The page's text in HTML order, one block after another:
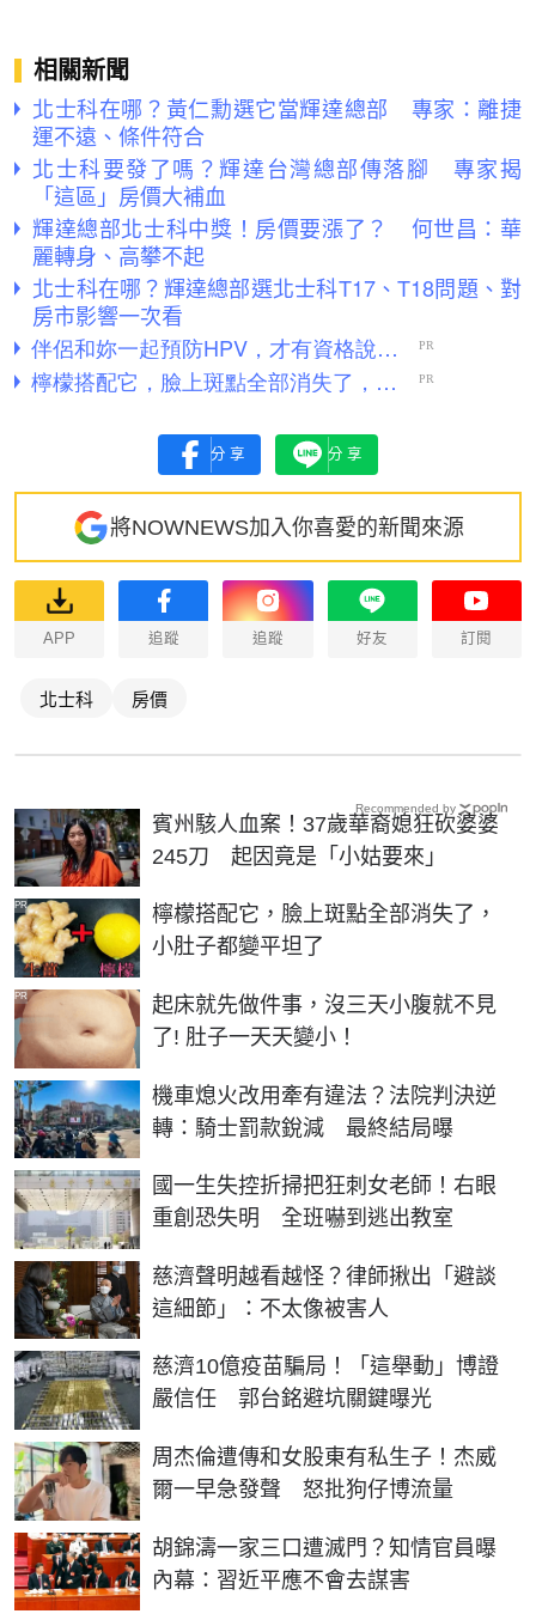
相關新聞
北士科在哪？黃仁勳選它當輝達總部 專家：離捷
運不遠、條件符合
北士科要發了嗎？輝達台灣總部傳落腳 專家揭
「這區」房價大補血
輝達總部北士科中獎！房價要漲了？ 何世昌：華
麗轉身、高攀不起
北士科在哪？輝達總部選北士科T17、T18問題、對
房市影響一次看
分享 分享
將NOWNEWS加入你喜愛的新聞來源
APP 追蹤 追蹤 好友 訂閱
北士科 房價
賓州駭人血案！37歲華裔媳狂砍婆婆
245刀 起因竟是「小姑要來」
檸檬搭配它，臉上斑點全部消失了，
小肚子都變平坦了
PR
起床就先做件事，沒三天小腹就不見
了! 肚子一天天變小！
PR
機車熄火改用牽有違法？法院判決逆
轉：騎士罰款銳減 最終結局曝
國一生失控折掃把狂刺女老師！右眼
重創恐失明 全班嚇到逃出教室
慈濟聲明越看越怪？律師揪出「避談
這細節」：不太像被害人
慈濟10億疫苗騙局！「這舉動」博證
嚴信任 郭台銘避坑關鍵曝光
周杰倫遭傳和女股東有私生子！杰威
爾一早急發聲 怒批狗仔博流量
胡錦濤一家三口遭滅門？知情官員曝
內幕：習近平應不會去謀害
Recommended by